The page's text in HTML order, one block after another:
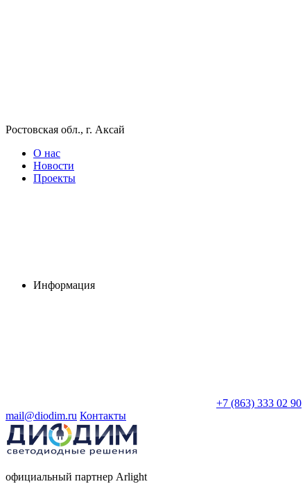
Ростовская обл., г. Аксай
О нас
Новости
Проекты
Информация
+7 (863) 333 02 90
mail@diodim.ru Контакты
официальный партнер Arlight